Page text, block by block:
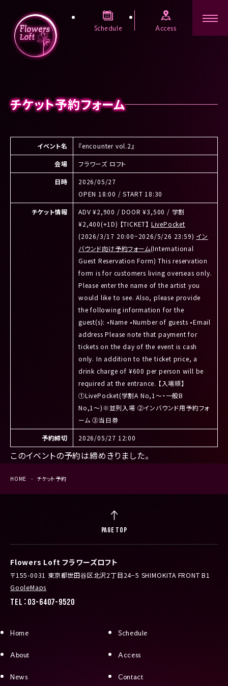
Schedule Access
チケット予約フォーム
イベント名 『encounter vol.2』
会場 フラワーズ ロフト
日時
2026/05/27
OPEN 18:00 / START 18:30
チケット情報
ADV ¥2,900 / DOOR ¥3,500 / 学割
¥2,400(+1D) 【TICKET】 LivePocket
(2026/3/17 20:00~2026/5/26 23:59) イン
バウンド向け予約フォーム(International
Guest Reservation Form) This reservation
form is for customers living overseas only.
Please enter the name of the artist you
would like to see. Also, please provide
the following information for the
guest(s): •Name •Number of guests •Email
address Please note that payment for
tickets on the day of the event is cash
only. In addition to the ticket price, a
drink charge of ¥600 per person will be
required at the entrance. 【入場順】
①LivePocket(学割A No,1〜・一般B
No,1〜)※並列入場 ②インバウンド用予約フォ
ーム ③当日券
予約締切 2026/05/27 12:00
このイベントの予約は締めきりました。
HOME チケット予約
Flowers Loft フラワーズロフト
〒155-0031 東京都世田谷区北沢2丁目24−5 SHIMOKITA FRONT B1
GooleMaps
TEL：03-6407-9520
Home Schedule
About Access
News Contact
PAGE TOP